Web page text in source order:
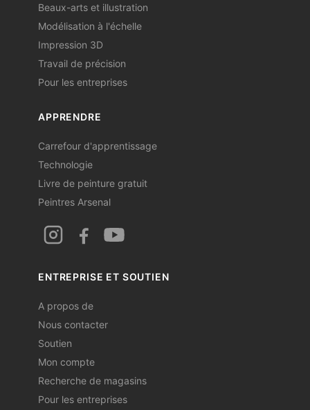
Beaux-arts et illustration
Modélisation à l'échelle
Impression 3D
Travail de précision
Pour les entreprises
APPRENDRE
Carrefour d'apprentissage
Technologie
Livre de peinture gratuit
Peintres Arsenal
ENTREPRISE ET SOUTIEN
A propos de
Nous contacter
Soutien
Mon compte
Recherche de magasins
Pour les entreprises